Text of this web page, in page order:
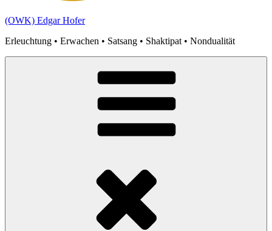
(OWK) Edgar Hofer
Erleuchtung • Erwachen • Satsang • Shaktipat • Nondualität